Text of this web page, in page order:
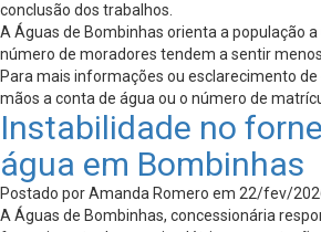
conclusão dos trabalhos.
A Águas de Bombinhas orienta a população
número de moradores tendem a sentir
Para mais informações ou esclarecimento
mãos a conta de água ou o número de
Instabilidade no
água em Bombinhas
Postado por Amanda Romero em 22/fev/
A Águas de Bombinhas, concessionária